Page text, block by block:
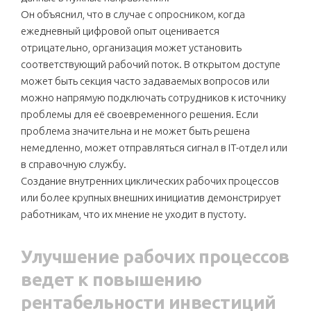
Он объяснил, что в случае с опросником, когда
ежедневный цифровой опыт оценивается
отрицательно, организация может установить
соответствующий рабочий поток. В открытом доступе
может быть секция часто задаваемых вопросов или
можно напрямую подключать сотрудников к источнику
проблемы для её своевременного решения. Если
проблема значительна и не может быть решена
немедленно, может отправляться сигнал в IT-отдел или
в справочную службу.
Создание внутренних циклических рабочих процессов
или более крупных внешних инициатив демонстрирует
работникам, что их мнение не уходит в пустоту.
Улучшение рабочих процессов
ведет к повышению
рентабельности инвестиций